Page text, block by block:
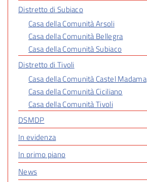
Distretto di Subiaco
Casa della Comunità Arsoli
Casa della Comunità Bellegra
Casa della Comunità Subiaco
Distretto di Tivoli
Casa della Comunità Castel Madama
Casa della Comunità Ciciliano
Casa della Comunità Tivoli
DSMDP
In evidenza
In primo piano
News